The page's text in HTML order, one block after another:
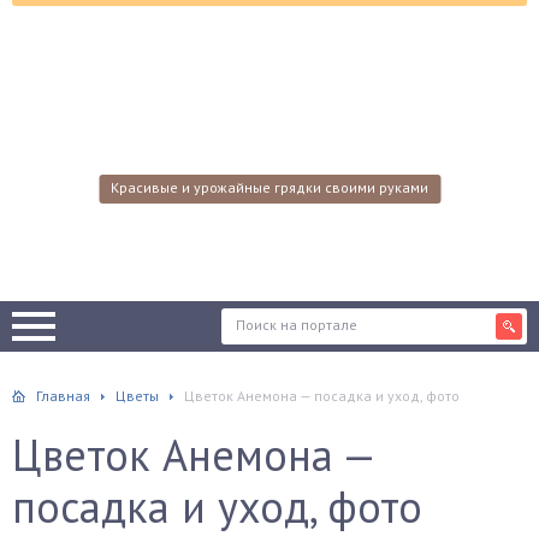
Красивые и урожайные грядки своими руками
Главная Цветы Цветок Анемона — посадка и уход, фото
Цветок Анемона —
посадка и уход, фото